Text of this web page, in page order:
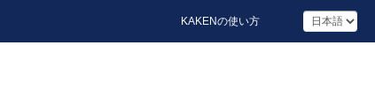
KAKENの使い方